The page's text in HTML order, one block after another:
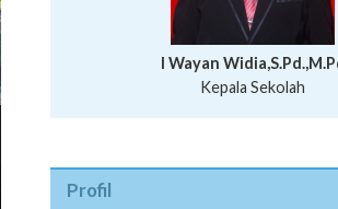
I Wayan
Kepala Sekolah
Profil